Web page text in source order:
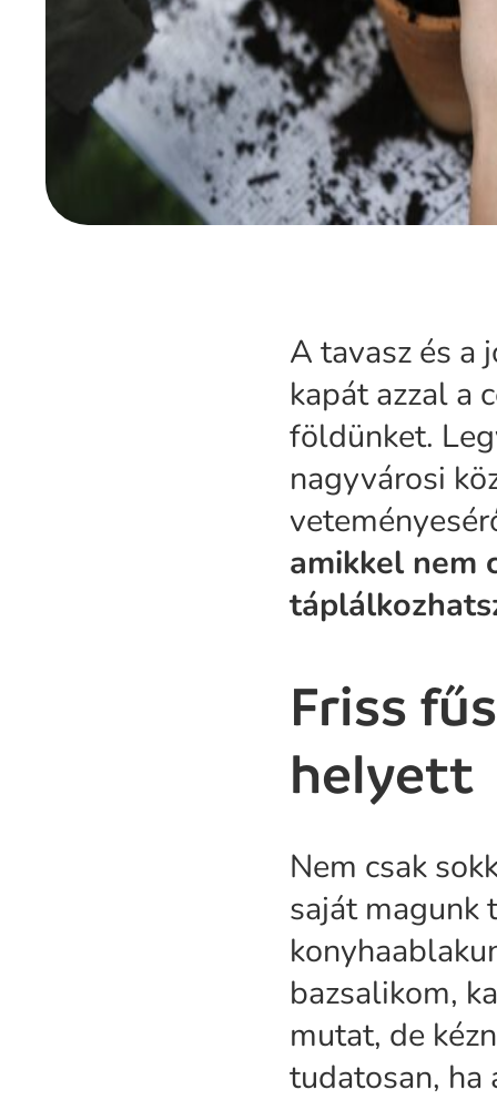
A tavasz és a
kapát azzal a
földünket.
nagyvárosi
amikkel nem
Friss
helyett
Nem csak
saját magunk
bazsalikom,
mutat, de
tudatosan, ha